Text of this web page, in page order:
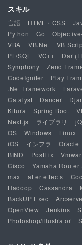
スキル
言語 HTML・CSS
Python
Go
VBA
VB.Net VB
PL/SQL
VC++
Symphony
Zend
CodeIgniter
Play
.Net Framework
Catalyst
Dancer
Kitura
Spring Boot
Next.js
ライブラリ
OS
Windows Linux
iOS
インフラ Oracle
BIND
PostFix
Cisco
Yamaha Router
max
after effects
Hadoop
Cassandra
BackUP Exec
Arcserve
OpenView
Jenkins
Photoshop/illustrator